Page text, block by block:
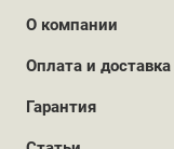
О компании
Оплата и доставка
Гарантия